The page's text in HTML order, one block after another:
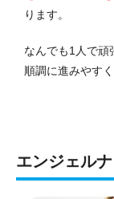
ります。
なんでも1人で頑
順調に進みやす
エンジェル